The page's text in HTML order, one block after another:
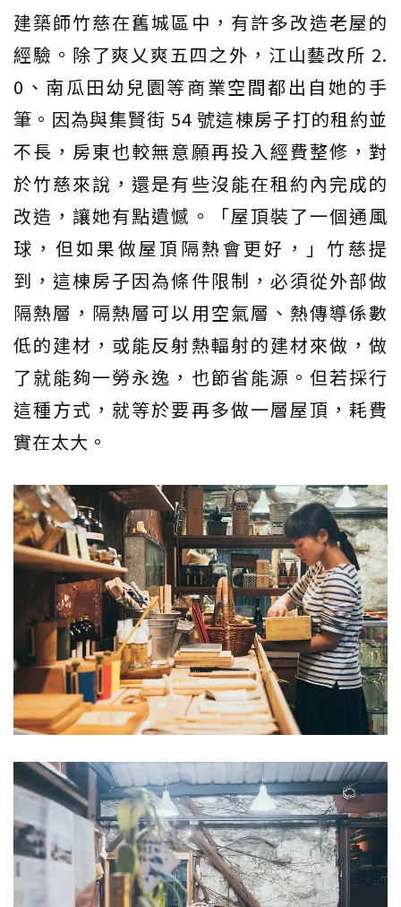
建築師竹慈在舊城區中，有許多改造老屋的
經驗。除了爽乂爽五四之外，江山藝改所 2.
0、南瓜田幼兒園等商業空間都出自她的手
筆。因為與集賢街 54 號這棟房子打的租約並
不長，房東也較無意願再投入經費整修，對
於竹慈來說，還是有些沒能在租約內完成的
改造，讓她有點遺憾。「屋頂裝了一個通風
球，但如果做屋頂隔熱會更好，」竹慈提
到，這棟房子因為條件限制，必須從外部做
隔熱層，隔熱層可以用空氣層、熱傳導係數
低的建材，或能反射熱輻射的建材來做，做
了就能夠一勞永逸，也節省能源。但若採行
這種方式，就等於要再多做一層屋頂，耗費
實在太大。